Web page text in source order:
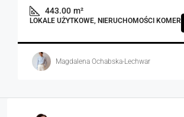
443.00 m²
LOKALE UŻYTKOWE, NIERUCHOMOŚCI
Magdalena Ochabska-Lechwar